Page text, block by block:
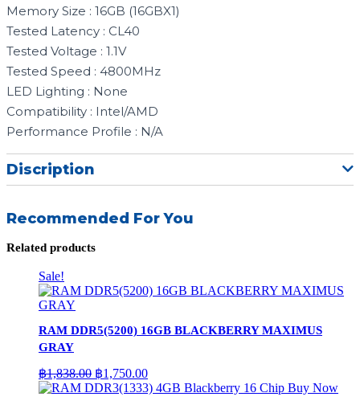
Memory Size : 16GB (16GBX1)
Tested Latency : CL40
Tested Voltage : 1.1V
Tested Speed : 4800MHz
LED Lighting : None
Compatibility : Intel/AMD
Performance Profile : N/A
Discription
Recommended For You
Related products
Sale!
RAM DDR5(5200) 16GB BLACKBERRY MAXIMUS
GRAY
฿1,838.00 Original
price
฿1,750.00Current
price